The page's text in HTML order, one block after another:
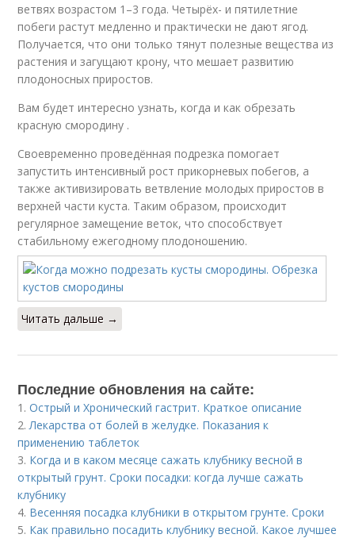
ветвях возрастом 1–3 года. Четырёх- и пятилетние
побеги растут медленно и практически не дают ягод.
Получается, что они только тянут полезные вещества из
растения и загущают крону, что мешает развитию
плодоносных приростов.
Вам будет интересно узнать, когда и как обрезать
красную смородину .
Своевременно проведённая подрезка помогает
запустить интенсивный рост прикорневых побегов, а
также активизировать ветвление молодых приростов в
верхней части куста. Таким образом, происходит
регулярное замещение веток, что способствует
стабильному ежегодному плодоношению.
Читать дальше →
Последние обновления на сайте:
1.Острый и Хронический гастрит. Краткое описание
2.Лекарства от болей в желудке. Показания к
применению таблеток
3. Когда и в каком месяце сажать клубнику весной в
открытый грунт. Сроки посадки: когда лучше сажать
клубнику
4. Весенняя посадка клубники в открытом грунте. Сроки
5. Как правильно посадить клубнику весной. Какое лучшее